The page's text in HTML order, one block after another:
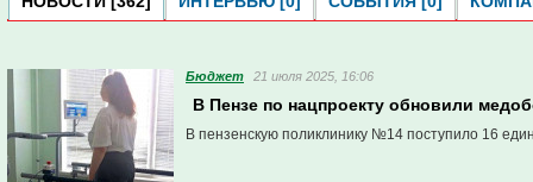
Бюджет 21 июля 2025, 16:06
В Пензе по нацпроекту обновили
В пензенскую поликлинику №14 поступило 16